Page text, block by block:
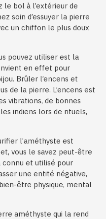
le bol à l’extérieur de
soin d’essuyer la pierre
un chiffon le plus doux
pouvez utiliser est la
en effet pour
Brûler l’encens et
de la pierre. L’encens est
vibrations, de bonnes
indiens lors de rituels,
l’améthyste est
vous le savez peut-être
connu et utilisé pour
une entité négative,
être physique, mental
améthyste qui la rend